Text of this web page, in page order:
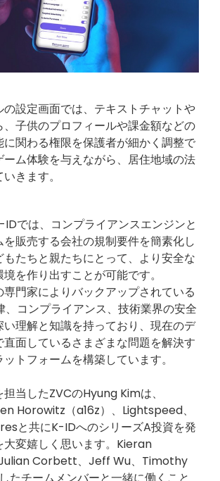
の設定画面では、テキストチャットや
、子供のプロフィールや課金額などの
に関わる権限を保護者が細かく調整で
ーム体験を与えながら、居住地域の法
きます。
では、コンプライアンスエンジンと
を販売する会社の規制要件を簡素化し
もたちと親たちにとって、より安全な
を作り出すことが可能です。
専門家によりバックアップされている
コンプライアンス、技術業界の安全
い理解と知識を持っており、現在のデ
直面しているさまざまな問題を解決す
トフォームを構築しています。
当したZVCのHyung Kimは、
Horowitz（a16z）、Lightspeed、
と共にK-IDへのシリーズA投資を発
大変嬉しく思います。Kieran
Corbett、Jeff Wu、Timothy
たチームメンバーと一緒に働くこと